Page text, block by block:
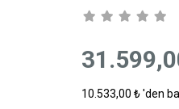
10.533,00 ₺'den